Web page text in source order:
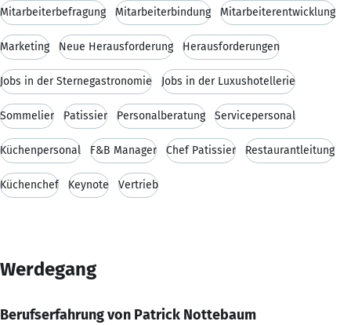
Mitarbeiterbefragung Mitarbeiterbindung Mitarbeiterentwicklung
Marketing Neue Herausforderung Herausforderungen
Jobs in der Sternegastronomie Jobs in der Luxushotellerie
Sommelier Patissier Personalberatung Servicepersonal
Küchenpersonal F&B Manager Chef Patissier Restaurantleitung
Küchenchef Keynote Vertrieb
Werdegang
Berufserfahrung von Patrick Nottebaum